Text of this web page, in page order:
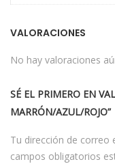
VALORACIONES
No hay valoraciones
SÉ EL PRIMERO EN
MARRÓN/AZUL/ROJO”
Tu dirección de correo
campos obligatorios